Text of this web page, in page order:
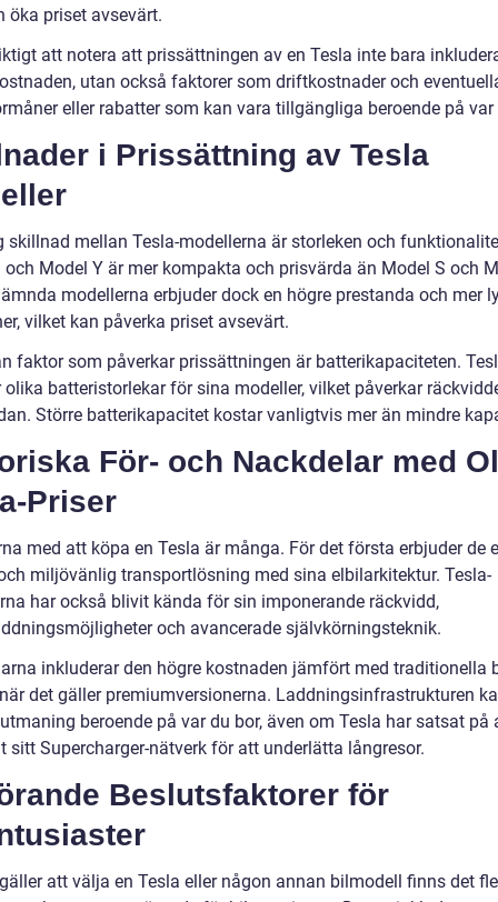
öka priset avsevärt.
att notera att prissättningen av en Tesla inte bara
utan också faktorer som driftkostnader och
eller rabatter som kan vara tillgängliga beroende på var
i Prissättning av Tesla
skillnad mellan Tesla-modellerna är storleken och
och Model Y är mer kompakta och prisvärda än Model S och
modellerna erbjuder dock en högre prestanda och mer
vilket kan påverka priset avsevärt.
faktor som påverkar prissättningen är batterikapaciteten.
olika batteristorlekar för sina modeller, vilket påverkar
Större batterikapacitet kostar vanligtvis mer än mindre
För- och Nackdelar med
Priser
med att köpa en Tesla är många. För det första erbjuder de
miljövänlig transportlösning med sina elbilarkitektur. Tesla-
har också blivit kända för sin imponerande räckvidd,
och avancerade självkörningsteknik.
inkluderar den högre kostnaden jämfört med traditionella
det gäller premiumversionerna. Laddningsinfrastrukturen
beroende på var du bor, även om Tesla har satsat på
sitt Supercharger-nätverk för att underlätta långresor.
Beslutsfaktorer för
att välja en Tesla eller någon annan bilmodell finns det